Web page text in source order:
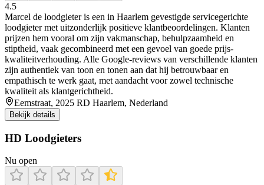
4.5
Marcel de loodgieter is een in Haarlem gevestigde servicegerichte
loodgieter met uitzonderlijk positieve klantbeoordelingen. Klanten
prijzen hem vooral om zijn vakmanschap, behulpzaamheid en
stiptheid, vaak gecombineerd met een gevoel van goede prijs-
kwaliteitverhouding. Alle Google-reviews van verschillende klanten
zijn authentiek van toon en tonen aan dat hij betrouwbaar en
empathisch te werk gaat, met aandacht voor zowel technische
kwaliteit als klantgerichtheid.
Eemstraat, 2025 RD Haarlem, Nederland
Bekijk details
HD Loodgieters
Nu open